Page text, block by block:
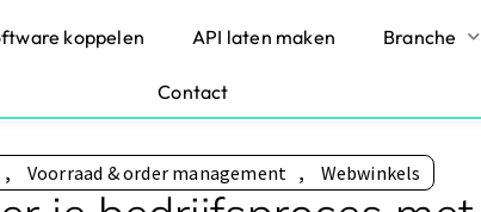
koppelen API laten maken Branche
Contact
, Voorraad & order management , Webwinkels